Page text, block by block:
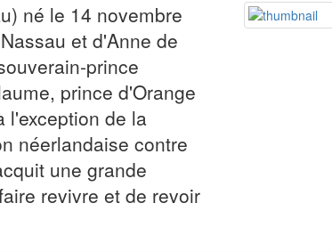
né le 14 novembre
et d'Anne de
prince
prince d'Orange
l'exception de la
néerlandaise contre
une grande
revivre et de revoir